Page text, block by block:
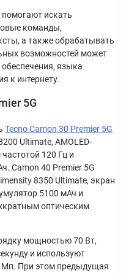
помогают искать
команды,
а также обрабатывать
возможностей может
языка
к интернету.
5G
Tecno Camon 30 Premier 5G
Ultimate, AMOLED-
120 Гц и
Camon 40 Premier 5G
8350 Ultimate, экран
5100 мАч и
оптическим
мощностью 70 Вт,
и используют
Мп. При этом предыдущая